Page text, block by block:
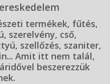
termékek, fűtés,
szerelvény, cső,
szellőzés, szaniter,
Amit itt nem talál,
beszerezzük